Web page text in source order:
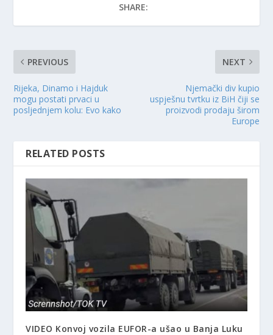
SHARE:
PREVIOUS
Rijeka, Dinamo i Hajduk
mogu postati prvaci u
posljednjem kolu: Evo kako
NEXT
Njemački div kupio
uspješnu tvrtku iz BiH čiji se
proizvodi prodaju širom
Europe
RELATED POSTS
VIDEO Konvoj vozila EUFOR-a ušao u Banja Luku